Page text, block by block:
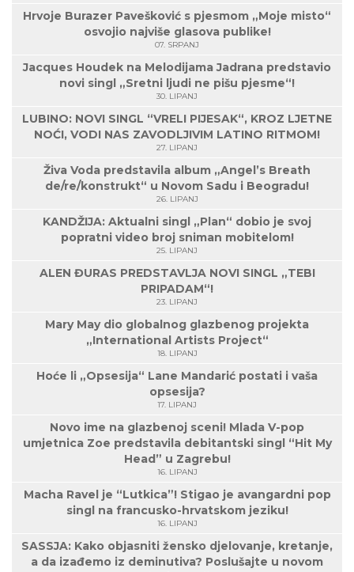
Hrvoje Burazer Pavešković s pjesmom „Moje misto“
osvojio najviše glasova publike!
07. SRPANJ
Jacques Houdek na Melodijama Jadrana predstavio
novi singl „Sretni ljudi ne pišu pjesme“!
30. LIPANJ
LUBINO: NOVI SINGL “VRELI PIJESAK“, KROZ LJETNE
NOĆI, VODI NAS ZAVODLJIVIM LATINO RITMOM!
27. LIPANJ
Živa Voda predstavila album „Angel’s Breath
de/re/konstrukt“ u Novom Sadu i Beogradu!
26. LIPANJ
KANDŽIJA: Aktualni singl „Plan“ dobio je svoj
popratni video broj sniman mobitelom!
25. LIPANJ
ALEN ĐURAS PREDSTAVLJA NOVI SINGL „TEBI
PRIPADAM“!
23. LIPANJ
Mary May dio globalnog glazbenog projekta
„International Artists Project“
18. LIPANJ
Hoće li „Opsesija“ Lane Mandarić postati i vaša
opsesija?
17. LIPANJ
Novo ime na glazbenoj sceni! Mlada V-pop
umjetnica Zoe predstavila debitantski singl “Hit My
Head” u Zagrebu!
16. LIPANJ
Macha Ravel je “Lutkica”! Stigao je avangardni pop
singl na francusko-hrvatskom jeziku!
16. LIPANJ
SASSJA: Kako objasniti žensko djelovanje, kretanje,
a da izađemo iz deminutiva? Poslušajte u novom